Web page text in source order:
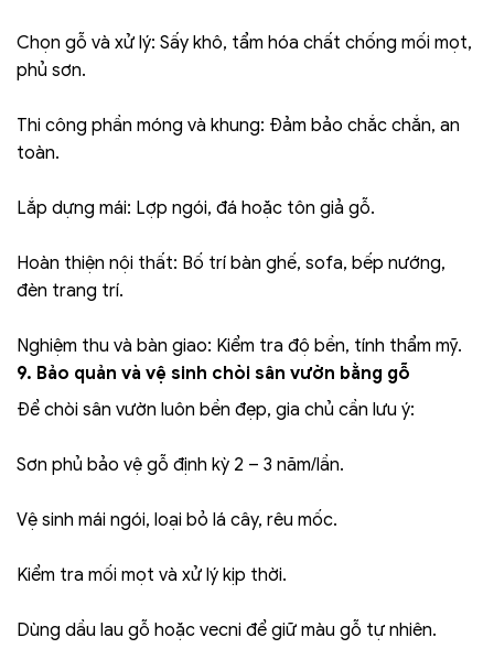
Chọn gỗ và xử lý: Sấy khô, tẩm hóa chất chống mối mọt,
phủ sơn.
Thi công phần móng và khung: Đảm bảo chắc chắn, an
toàn.
Lắp dựng mái: Lợp ngói, đá hoặc tôn giả gỗ.
Hoàn thiện nội thất: Bố trí bàn ghế, sofa, bếp nướng,
đèn trang trí.
Nghiệm thu và bàn giao: Kiểm tra độ bền, tính thẩm mỹ.
9. Bảo quản và vệ sinh chòi sân vườn bằng gỗ
Để chòi sân vườn luôn bền đẹp, gia chủ cần lưu ý:
Sơn phủ bảo vệ gỗ định kỳ 2 – 3 năm/lần.
Vệ sinh mái ngói, loại bỏ lá cây, rêu mốc.
Kiểm tra mối mọt và xử lý kịp thời.
Dùng dầu lau gỗ hoặc vecni để giữ màu gỗ tự nhiên.